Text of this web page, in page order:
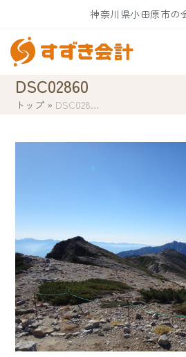
content
神奈川県小田原市の
DSC02860
トップ » DSC028…